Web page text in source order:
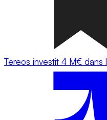
Tereos investit 4 M€